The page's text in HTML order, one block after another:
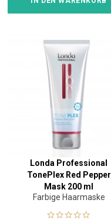
Londa Professional
TonePlex Red Pepper
Mask 200 ml
Farbige Haarmaske